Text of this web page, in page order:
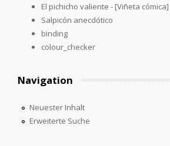
El pichicho valiente - [Viñeta cómica]
Salpicón anecdótico
binding
colour_checker
Navigation
Neuester Inhalt
Erweiterte Suche